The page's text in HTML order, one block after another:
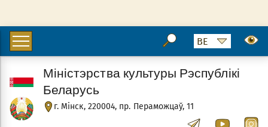
г. Мінск, 220004, пр. Пераможцаў, 11
Міністэрства культуры Рэспублікі
Беларусь